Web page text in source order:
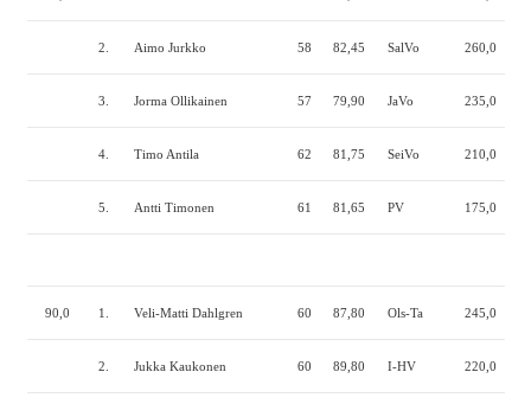
2. Aimo Jurkko 58 82,45 SalVo 260,0
3. Jorma Ollikainen 57 79,90 JaVo 235,0
4. Timo Antila 62 81,75 SeiVo 210,0
5. Antti Timonen 61 81,65 PV 175,0
90,0 1. Veli-Matti Dahlgren 60 87,80 Ols-Ta 245,0
2. Jukka Kaukonen 60 89,80 I-HV 220,0